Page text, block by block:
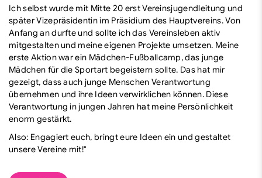
Ich selbst wurde mit Mitte 20 erst Vereinsjugendleitung und
später Vizepräsidentin im Präsidium des Hauptvereins. Von
Anfang an durfte und sollte ich das Vereinsleben aktiv
mitgestalten und meine eigenen Projekte umsetzen. Meine
erste Aktion war ein Mädchen-Fußballcamp, das junge
Mädchen für die Sportart begeistern sollte. Das hat mir
gezeigt, dass auch junge Menschen Verantwortung
übernehmen und ihre Ideen verwirklichen können. Diese
Verantwortung in jungen Jahren hat meine Persönlichkeit
enorm gestärkt.
Also: Engagiert euch, bringt eure Ideen ein und gestaltet
unsere Vereine mit!"